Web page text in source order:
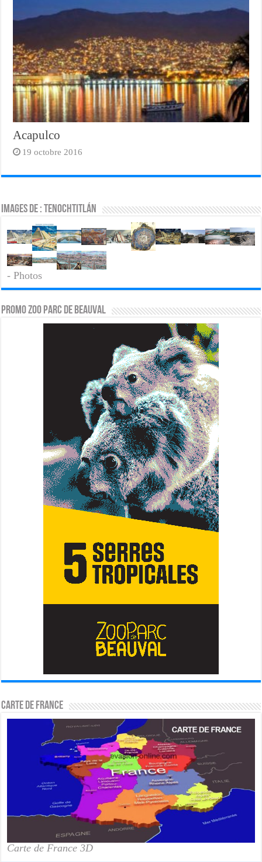
Acapulco
19 octobre 2016
Images de : Tenochtitlán
- Photos
PROMO ZOO PARC DE BEAUVAL
Carte de France
Carte de France 3D